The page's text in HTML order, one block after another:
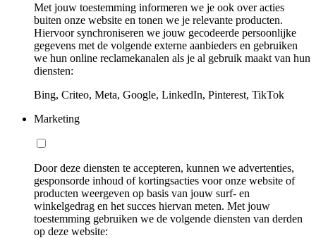
Met jouw toestemming informeren we je ook over acties
buiten onze website en tonen we je relevante producten.
Hiervoor synchroniseren we jouw gecodeerde persoonlijke
gegevens met de volgende externe aanbieders en gebruiken
we hun online reclamekanalen als je al gebruik maakt van hun
diensten:
Bing, Criteo, Meta, Google, LinkedIn, Pinterest, TikTok
Marketing
Door deze diensten te accepteren, kunnen we advertenties,
gesponsorde inhoud of kortingsacties voor onze website of
producten weergeven op basis van jouw surf- en
winkelgedrag en het succes hiervan meten. Met jouw
toestemming gebruiken we de volgende diensten van derden
op deze website: